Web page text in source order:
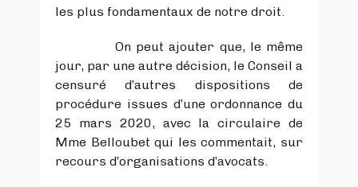
les plus fondamentaux de notre droit.
On peut ajouter que, le même
jour, par une autre décision, le Conseil a
censuré d’autres dispositions de
procédure issues d’une ordonnance du
25 mars 2020, avec la circulaire de
Mme Belloubet qui les commentait, sur
recours d’organisations d’avocats.